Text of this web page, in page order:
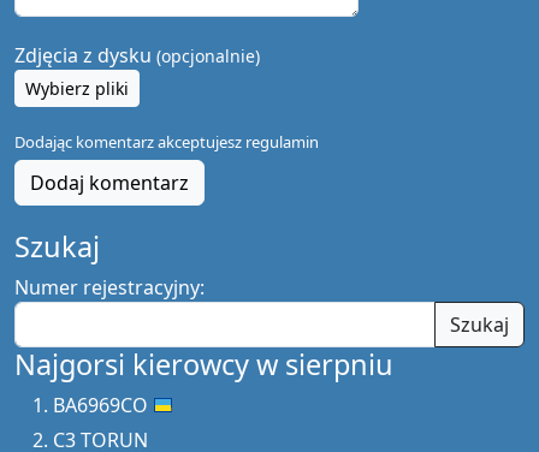
Zdjęcia z dysku (opcjonalnie)
Wybierz pliki
Dodając komentarz akceptujesz regulamin
Dodaj komentarz
Szukaj
Numer rejestracyjny:
Szukaj
Najgorsi kierowcy w sierpniu
BA6969CO
C3 TORUN